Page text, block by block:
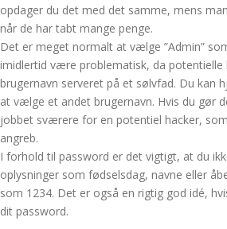
opdager du det med det samme, mens
når de har tabt mange penge.
Det er meget normalt at vælge ”Admin”
imidlertid være problematisk, da
brugernavn serveret på et sølvfad. Du kan
at vælge et andet brugernavn. Hvis du gør
jobbet sværere for en potentiel hacker,
angreb.
I forhold til password er det vigtigt, at du
oplysninger som fødselsdag, navne eller
som 1234. Det er også en rigtig god idé,
dit password.